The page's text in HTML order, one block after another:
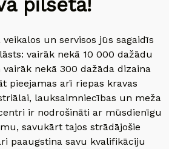
pilsētā!
un servisos jūs sagaidīs
vairāk nekā 10 000 dažādu
nekā 300 dažāda dizaina
pieejamas arī riepas kravas
lauksaimniecības un meža
ir nodrošināti ar mūsdienīgu
savukārt tajos strādājošie
paaugstina savu kvalifikāciju